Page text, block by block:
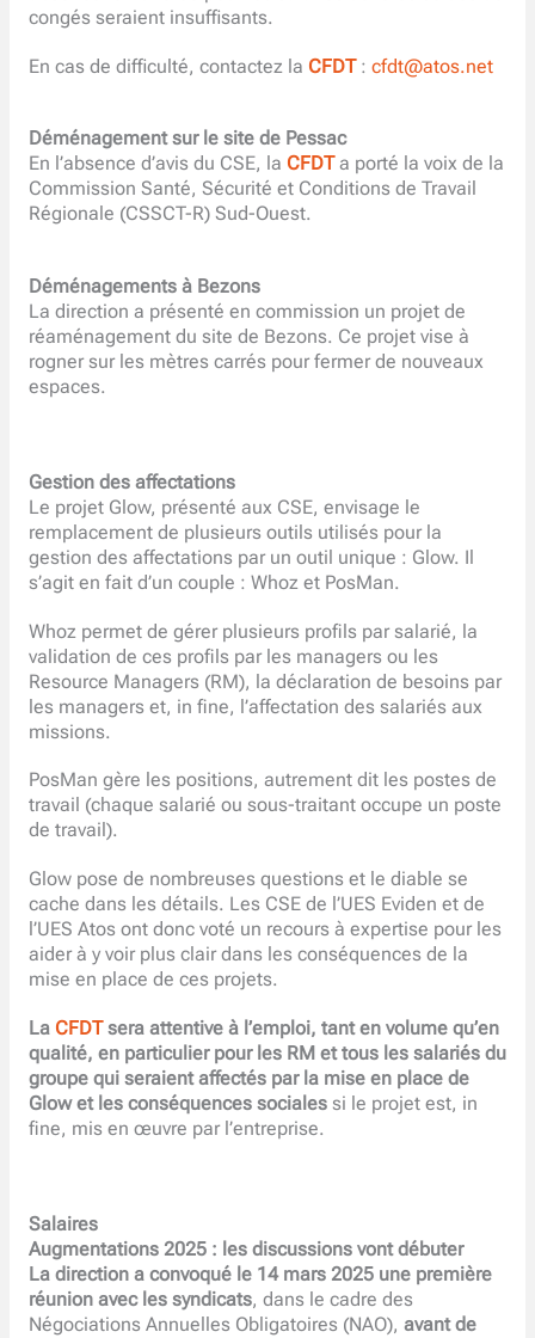
congés seraient insuffisants.
En cas de difficulté, contactez la CFDT : cfdt@atos.net
Déménagement sur le site de Pessac
En l’absence d’avis du CSE, la CFDT a porté la voix de la
Commission Santé, Sécurité et Conditions de Travail
Régionale (CSSCT-R) Sud-Ouest.
Déménagements à Bezons
La direction a présenté en commission un projet de
réaménagement du site de Bezons. Ce projet vise à
rogner sur les mètres carrés pour fermer de nouveaux
espaces.
Gestion des affectations
Le projet Glow, présenté aux CSE, envisage le
remplacement de plusieurs outils utilisés pour la
gestion des affectations par un outil unique : Glow. Il
s’agit en fait d’un couple : Whoz et PosMan.
Whoz permet de gérer plusieurs profils par salarié, la
validation de ces profils par les managers ou les
Resource Managers (RM), la déclaration de besoins par
les managers et, in fine, l’affectation des salariés aux
missions.
PosMan gère les positions, autrement dit les postes de
travail (chaque salarié ou sous-traitant occupe un poste
de travail).
Glow pose de nombreuses questions et le diable se
cache dans les détails. Les CSE de l’UES Eviden et de
l’UES Atos ont donc voté un recours à expertise pour les
aider à y voir plus clair dans les conséquences de la
mise en place de ces projets.
La CFDTsera attentive à l’emploi, tant en volume qu’en
qualité, en particulier pour les RM et tous les salariés du
groupe qui seraient affectés par la mise en place de
Glow et les conséquences socialessi le projet est, in
fine, mis en œuvre par l’entreprise.
Salaires
Augmentations 2025 : les discussions vont débuter
La direction a convoqué le 14 mars 2025 une première
réunion avec les syndicats, dans le cadre des
Négociations Annuelles Obligatoires (NAO), avant de